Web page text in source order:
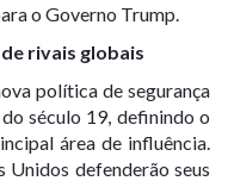
o Governo Trump.
rivais globais
política de segurança
século 19, definindo o
área de influência.
Unidos defenderão seus